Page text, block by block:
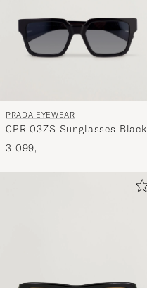
PRADA EYEWEAR
0PR 03ZS Sunglasses Black
3 099,-